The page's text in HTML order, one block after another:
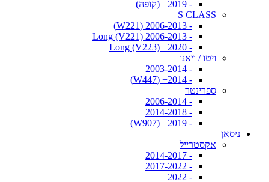
- 2019+ (קופה)
S CLASS
- 2006-2013 (W221)
- 2006-2013 Long (V221)
- 2020+ Long (V223)
ויטו / ויאנו
- 2003-2014
- 2014+ (W447)
ספרינטר
- 2006-2014
- 2014-2018
- 2019+ (W907)
ניסאן
אקסטרייל
- 2014-2017
- 2017-2022
- 2022+